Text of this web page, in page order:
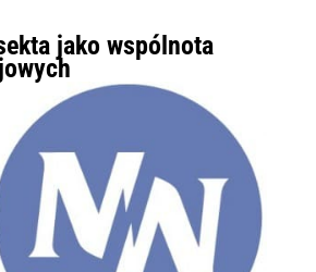
jako wspólnota